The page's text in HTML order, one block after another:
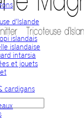
d’Islande
islandais
islandaise
intarsia
et jouets
cardigans